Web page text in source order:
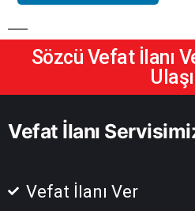
Sözcü Vefat İlanı
Vefat İlanı
Vefat İlanı Ver